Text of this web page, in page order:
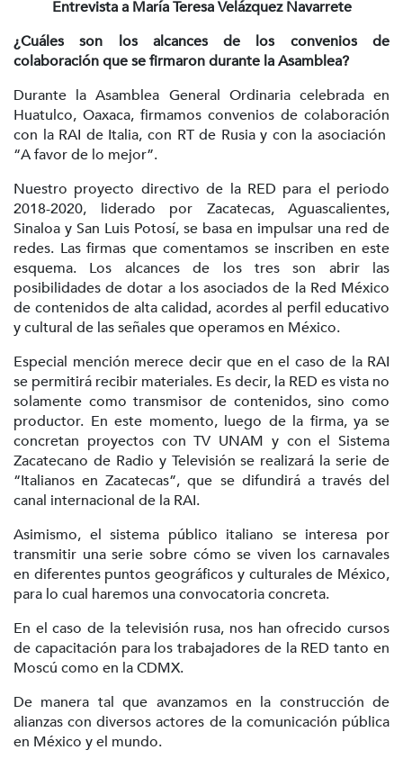
Entrevista a María Teresa Velázquez Navarrete
¿Cuáles son los alcances de los convenios de
colaboración que se firmaron durante la Asamblea?
Durante la Asamblea General Ordinaria celebrada en
Huatulco, Oaxaca, firmamos convenios de colaboración
con la RAI de Italia, con RT de Rusia y con la asociación
“A favor de lo mejor”.
Nuestro proyecto directivo de la RED para el periodo
2018-2020, liderado por Zacatecas, Aguascalientes,
Sinaloa y San Luis Potosí, se basa en impulsar una red de
redes. Las firmas que comentamos se inscriben en este
esquema. Los alcances de los tres son abrir las
posibilidades de dotar a los asociados de la Red México
de contenidos de alta calidad, acordes al perfil educativo
y cultural de las señales que operamos en México.
Especial mención merece decir que en el caso de la RAI
se permitirá recibir materiales. Es decir, la RED es vista no
solamente como transmisor de contenidos, sino como
productor. En este momento, luego de la firma, ya se
concretan proyectos con TV UNAM y con el Sistema
Zacatecano de Radio y Televisión se realizará la serie de
“Italianos en Zacatecas”, que se difundirá a través del
canal internacional de la RAI.
Asimismo, el sistema público italiano se interesa por
transmitir una serie sobre cómo se viven los carnavales
en diferentes puntos geográficos y culturales de México,
para lo cual haremos una convocatoria concreta.
En el caso de la televisión rusa, nos han ofrecido cursos
de capacitación para los trabajadores de la RED tanto en
Moscú como en la CDMX.
De manera tal que avanzamos en la construcción de
alianzas con diversos actores de la comunicación pública
en México y el mundo.